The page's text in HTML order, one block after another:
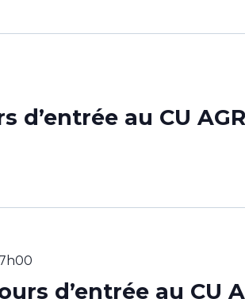
d’entrée au CU
d’entrée au CU